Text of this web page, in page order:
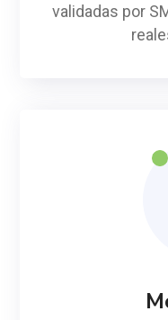
validadas por